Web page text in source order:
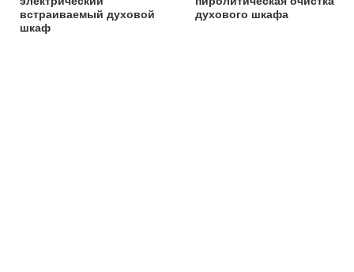
встраиваемый духовой
шкаф
духового шкафа